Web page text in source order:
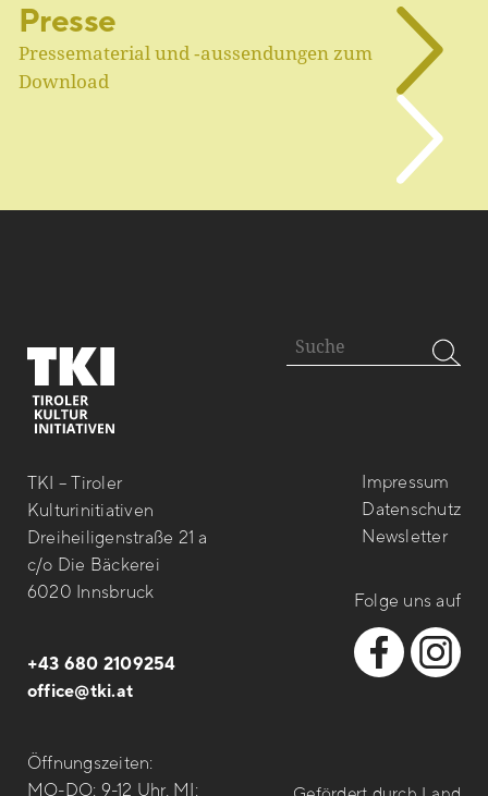
Presse
Pressematerial und ‑aussendungen zum
Download
TKI – Tiroler
Kulturinitiativen
Dreiheiligenstraße 21 a
c/o Die Bäckerei
6020 Innsbruck
+43 680 2109254
office@tki.at
Öffnungszeiten:
MO-DO: 9-12 Uhr, MI:
Impressum
Datenschutz
Newsletter
Folge uns auf